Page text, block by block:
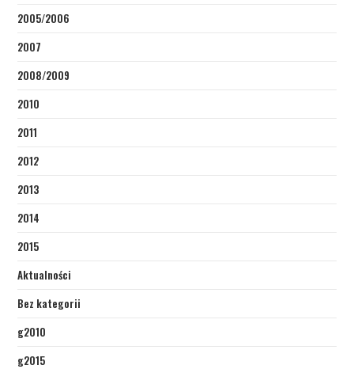
2005/2006
2007
2008/2009
2010
2011
2012
2013
2014
2015
Aktualności
Bez kategorii
g2010
g2015